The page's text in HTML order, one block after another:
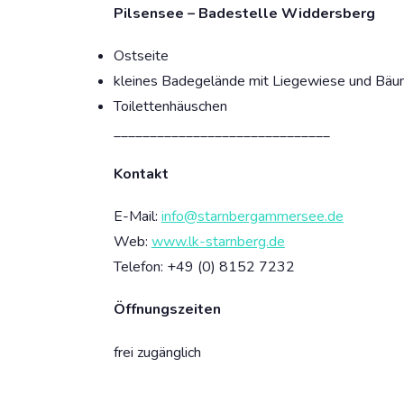
Pilsensee – Badestelle Widdersberg
Ostseite
kleines Badegelände mit Liegewiese und
Toilettenhäuschen
______________________________
Kontakt
E-Mail: info@starnbergammersee.de
Web: www.lk-starnberg.de
Telefon: +49 (0) 8152 7232
Öffnungszeiten
frei zugänglich